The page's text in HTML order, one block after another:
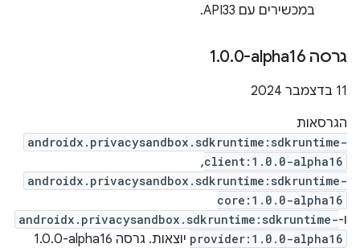
במכשירים עם API33.
גרסה ‎1 .0.0-alpha16
‫11 בדצמבר 2024
הגרסאות
androidx.privacysandbox.sdkruntime:sdkruntime-
client:1.0.0-alpha16
,
androidx.privacysandbox.sdkruntime:sdkruntime-
core:1.0.0-alpha16
ו-androidx.privacysandbox.sdkruntime:sdkruntime-
provider:1.0.0-alpha16
יוצאות. גרסה ‎1.0.0-alpha16